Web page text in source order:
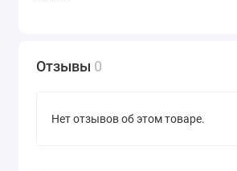
Отзывы 0
Нет отзывов об этом товаре.